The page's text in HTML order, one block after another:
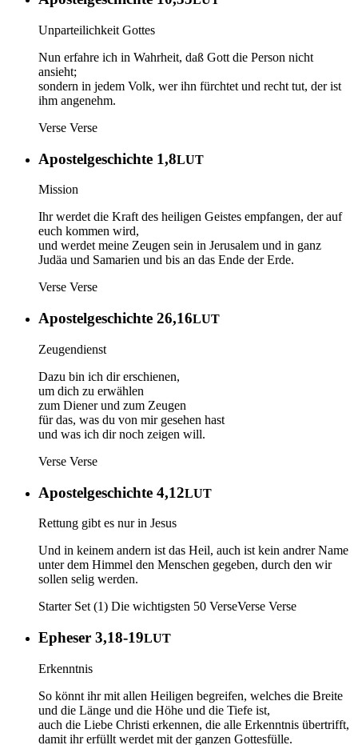
Unparteilichkeit Gottes
Nun erfahre ich in Wahrheit, daß Gott die Person nicht
ansieht;
sondern in jedem Volk, wer ihn fürchtet und recht tut, der ist
ihm angenehm.
Verse Verse
Apostelgeschichte 1,8LUT
Mission
Ihr werdet die Kraft des heiligen Geistes empfangen, der auf
euch kommen wird,
und werdet meine Zeugen sein in Jerusalem und in ganz
Judäa und Samarien und bis an das Ende der Erde.
Verse Verse
Apostelgeschichte 26,16LUT
Zeugendienst
Dazu bin ich dir erschienen,
um dich zu erwählen
zum Diener und zum Zeugen
für das, was du von mir gesehen hast
und was ich dir noch zeigen will.
Verse Verse
Apostelgeschichte 4,12LUT
Rettung gibt es nur in Jesus
Und in keinem andern ist das Heil, auch ist kein andrer Name
unter dem Himmel den Menschen gegeben, durch den wir
sollen selig werden.
Starter Set (1) Die wichtigsten 50 VerseVerse Verse
Epheser 3,18-19LUT
Erkenntnis
So könnt ihr mit allen Heiligen begreifen, welches die Breite
und die Länge und die Höhe und die Tiefe ist,
auch die Liebe Christi erkennen, die alle Erkenntnis übertrifft,
damit ihr erfüllt werdet mit der ganzen Gottesfülle.